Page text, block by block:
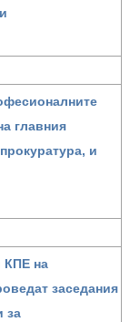
главния
и
КПЕ на
заседания
за